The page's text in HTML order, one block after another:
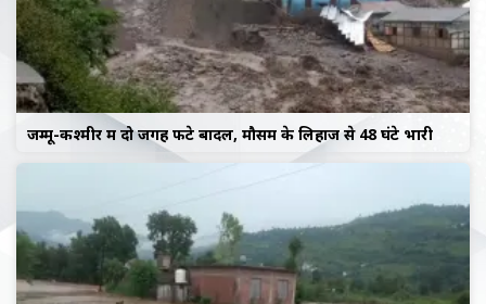
जम्मू-कश्मीर में दो जगह फटे बादल, मौसम के लिहाज से 48 घंटे भारी